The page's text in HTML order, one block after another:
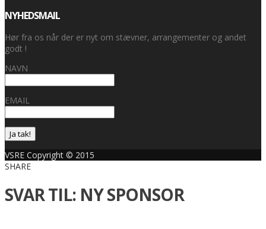
NYHEDSMAIL
Hør fra os når der er nyt om stævner, arrangementer og andet
godt !
NAVN
EMAIL
Ja tak!
VSRE Copyright © 2015
SHARE
SVAR TIL: NY SPONSOR